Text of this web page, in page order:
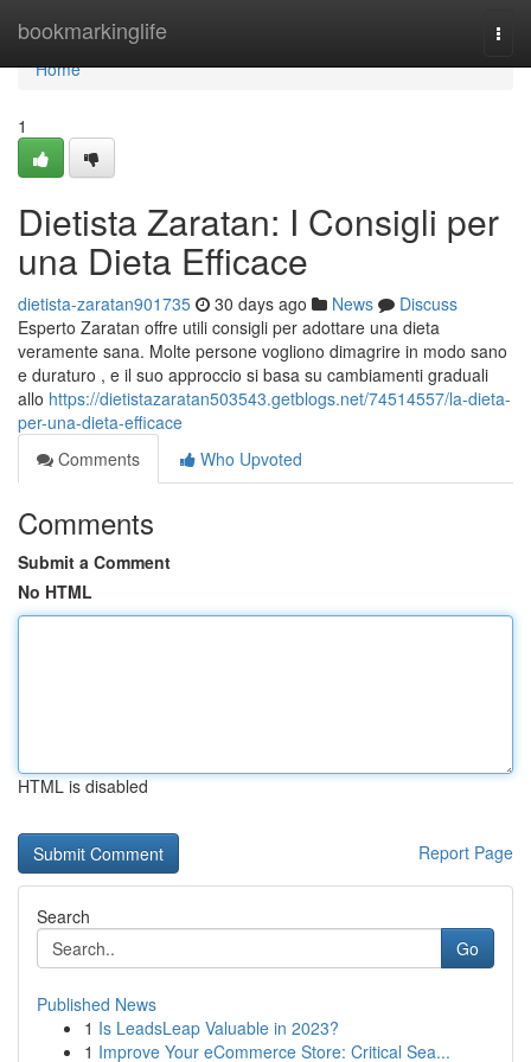
bookmarkinglife
Home
Home
1
Dietista Zaratan: I Consigli per
una Dieta Efficace
dietista-zaratan901735 30 days ago News
Discuss
Esperto Zaratan offre utili consigli per adottare una dieta
veramente sana. Molte persone vogliono dimagrire in modo sano
e duraturo , e il suo approccio si basa su cambiamenti graduali
allo https://dietistazaratan503543.getblogs.net/74514557/la-dieta-
per-una-dieta-efficace
Comments
Who Upvoted
Comments
Submit a Comment
No HTML
HTML is disabled
Report Page
Search
Go
Published News
1 Is LeadsLeap Valuable in 2023?
1 Improve Your eCommerce Store: Critical Sea...